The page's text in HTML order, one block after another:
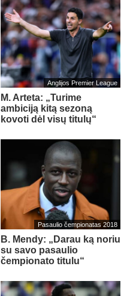
Anglijos Premier League
M. Arteta: „Turime
ambiciją kitą sezoną
kovoti dėl visų titulų“
Pasaulio čempionatas 2018
B. Mendy: „Darau ką noriu
su savo pasaulio
čempionato titulu“